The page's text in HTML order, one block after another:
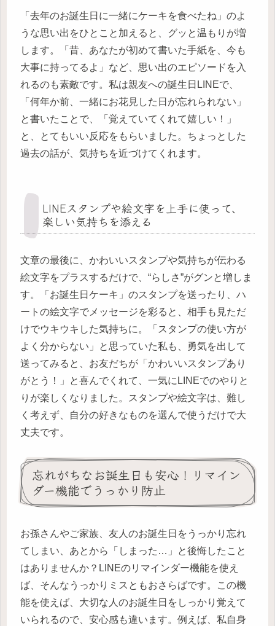
「去年のお誕生日に一緒にケーキを食べたね」のよ
うな思い出をひとこと加えると、グッと温もりが増
します。「昔、あなたが初めて書いた手紙を、今も
大事に持ってるよ」など、思い出のエピソードを入
れるのも素敵です。私は親友への誕生日LINEで、
「何年か前、一緒にお花見した日が忘れられない」
と書いたことで、「覚えていてくれて嬉しい！」
と、とてもいい反応をもらいました。ちょっとした
過去の話が、気持ちを近づけてくれます。
LINEスタンプや絵文字を上手に使って、
楽しい気持ちを添える
文章の最後に、かわいいスタンプや気持ちが伝わる
絵文字をプラスするだけで、“らしさ”がグンと増しま
す。「お誕生日ケーキ」のスタンプを送ったり、ハ
ートの絵文字でメッセージを彩ると、相手も見ただ
けでウキウキした気持ちに。「スタンプの使い方が
よく分からない」と思っていた私も、勇気を出して
送ってみると、お友だちが「かわいいスタンプあり
がとう！」と喜んでくれて、一気にLINEでのやりと
りが楽しくなりました。スタンプや絵文字は、難し
く考えず、自分の好きなものを選んで使うだけで大
丈夫です。
忘れがちなお誕生日も安心！リマイン
ダー機能でうっかり防止
お孫さんやご家族、友人のお誕生日をうっかり忘れ
てしまい、あとから「しまった…」と後悔したこと
はありませんか？LINEのリマインダー機能を使え
ば、そんなうっかりミスともおさらばです。この機
能を使えば、大切な人のお誕生日をしっかり覚えて
いられるので、安心感も違います。例えば、私自身